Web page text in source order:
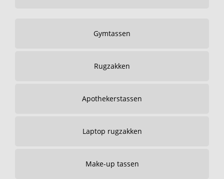
Gymtassen
Rugzakken
Apothekerstassen
Laptop rugzakken
Make-up tassen